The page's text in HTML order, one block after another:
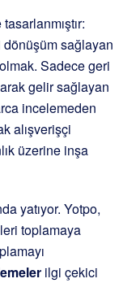
sağlayan
Sadece geri
gelir sağlayan
incelemeden
alışverişçi
üzerine inşa
yatıyor. Yotpo,
toplamaya
ilgi çekici